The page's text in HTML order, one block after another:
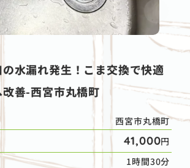
水漏れ発生！こま交換で快適
善-西宮市丸橋町
西宮市丸橋町
41,000円
1時間30分